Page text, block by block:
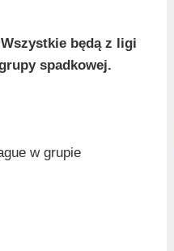
będą z ligi
spadkowej.
w grupie